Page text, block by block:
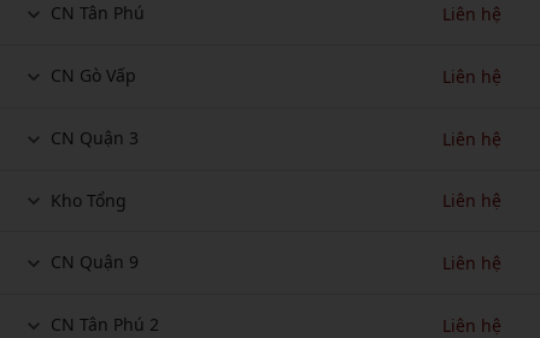
CN Tân Phú Liên hệ
CN Gò Vấp Liên hệ
CN Quận 3 Liên hệ
Kho Tổng Liên hệ
CN Quận 9 Liên hệ
CN Tân Phú 2 Liên hệ